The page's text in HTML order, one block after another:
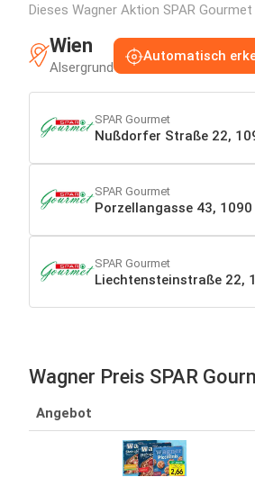
Dieses Wagner Aktion SPAR
Wien
Alsergrund
Automatisch
SPAR Gourmet
Nußdorfer Straße 22,
SPAR Gourmet
Porzellangasse 43, 1090
SPAR Gourmet
Liechtensteinstraße 22,
Wagner Preis SPAR
Angebot